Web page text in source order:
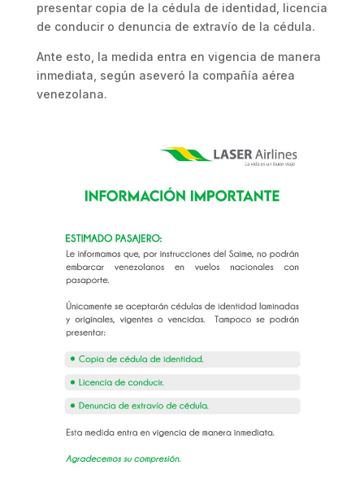
presentar copia de la cédula de identidad, licencia
de conducir o denuncia de extravío de la cédula.
Ante esto, la medida entra en vigencia de manera
inmediata, según aseveró la compañía aérea
venezolana.